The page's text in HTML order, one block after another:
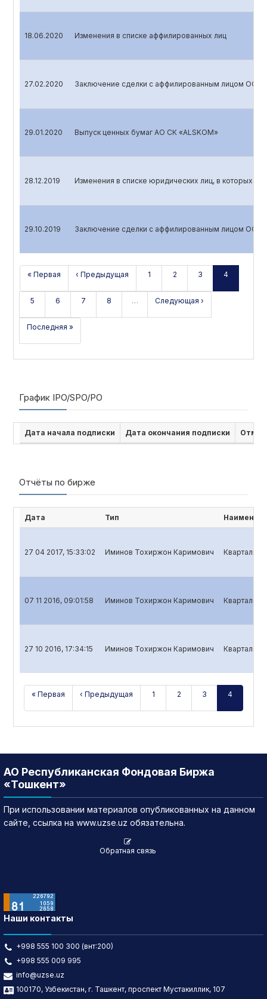
18.06.2020 Изменения в списке аффилированных лиц
27.02.2020 Заключение сделки с аффилированным лицом ООО
29.01.2020 Выпуск ценных бумаг АО СК «ALSKOM»
28.12.2019 Изменения в списке юридических лиц, в которых
29.10.2019 Заключение сделки с аффилированным лицом ООО
« Первая ‹ Предыдущая 1 2 3 4
5 6 7 8 … Следующая ›
Последняя »
График IPO/SPO/PO
Дата начала подписки Дата окончания подписки
Отчёты по бирже
Дата Тип
27 04 2017, 15:33:02 Иминов Тохиржон Каримович
07 11 2016, 09:01:58 Иминов Тохиржон Каримович
27 10 2016, 17:34:15 Иминов Тохиржон Каримович
« Первая ‹ Предыдущая 1 2 3 4
АО Республиканская Фондовая Биржа
«Тошкент»
При использовании материалов опубликованных на данном
сайте, ссылка на www.uzse.uz обязательна.
Обратная связь
Наши контакты
+998 555 100 300 (внт:200)
+998 555 009 995
info@uzse.uz
100170, Узбекистан, г. Ташкент, проспект Мустакиллик, 107